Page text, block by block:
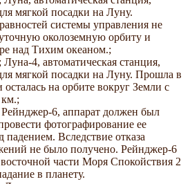
мягкой посадки на Луну.
системы управления не
околоземную орбиту и
над Тихим океаном.;
4, автоматическая станция,
мягкой посадки на Луну. Прошла в
на орбите вокруг Земли с
км.;
6, аппарат должен был
фотографирование ее
падением. Вследствие отказа
не было получено. Рейнджер-6
части Моря Спокойствия 2
в планету.